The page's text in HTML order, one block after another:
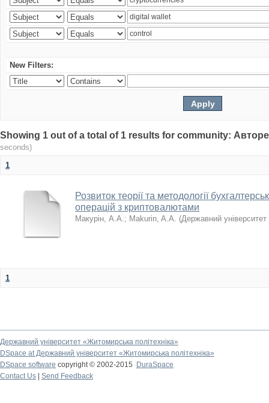
New Filters:
Showing 1 out of a total of 1 results for community:
seconds)
1
Розвиток теорії та методології
операцій з криптовалютами
Макурін, А.А.; Makurin, A.A. (Державний
1
Державний університет «Житомирська політехніка»
DSpace at Державний університет «Житомирська політехніка»
DSpace software copyright © 2002-2015
DuraSpace
Contact Us
Send Feedback